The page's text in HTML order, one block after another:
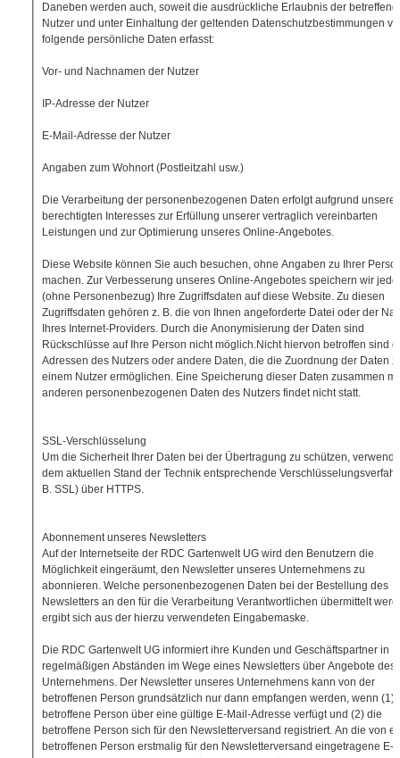
Daneben werden auch, soweit die ausdrückliche Erlaubnis der
Nutzer und unter Einhaltung der geltenden Datenschutzbestimmungen
folgende persönliche Daten erfasst:
Vor- und Nachnamen der Nutzer
IP-Adresse der Nutzer
E-Mail-Adresse der Nutzer
Angaben zum Wohnort (Postleitzahl usw.)
Die Verarbeitung der personenbezogenen Daten erfolgt aufgrund unseres
berechtigten Interesses zur Erfüllung unserer vertraglich vereinbarten
Leistungen und zur Optimierung unseres Online-Angebotes.
Diese Website können Sie auch besuchen, ohne Angaben zu Ihrer
machen. Zur Verbesserung unseres Online-Angebotes speichern wir
(ohne Personenbezug) Ihre Zugriffsdaten auf diese Website. Zu diesen
Zugriffsdaten gehören z. B. die von Ihnen angeforderte Datei oder der
Ihres Internet-Providers. Durch die Anonymisierung der Daten sind
Rückschlüsse auf Ihre Person nicht möglich.Nicht hiervon betroffen sind
Adressen des Nutzers oder andere Daten, die die Zuordnung der Daten
einem Nutzer ermöglichen. Eine Speicherung dieser Daten zusammen
anderen personenbezogenen Daten des Nutzers findet nicht statt.
SSL-Verschlüsselung
Um die Sicherheit Ihrer Daten bei der Übertragung zu schützen,
dem aktuellen Stand der Technik entsprechende
B. SSL) über HTTPS.
Abonnement unseres Newsletters
Auf der Internetseite der RDC Gartenwelt UG wird den Benutzern die
Möglichkeit eingeräumt, den Newsletter unseres Unternehmens zu
abonnieren. Welche personenbezogenen Daten bei der Bestellung des
Newsletters an den für die Verarbeitung Verantwortlichen übermittelt
ergibt sich aus der hierzu verwendeten Eingabemaske.
Die RDC Gartenwelt UG informiert ihre Kunden und Geschäftspartner in
regelmäßigen Abständen im Wege eines Newsletters über Angebote des
Unternehmens. Der Newsletter unseres Unternehmens kann von der
betroffenen Person grundsätzlich nur dann empfangen werden, wenn (1)
betroffene Person über eine gültige E-Mail-Adresse verfügt und (2) die
betroffene Person sich für den Newsletterversand registriert. An die von
betroffenen Person erstmalig für den Newsletterversand eingetragene E-